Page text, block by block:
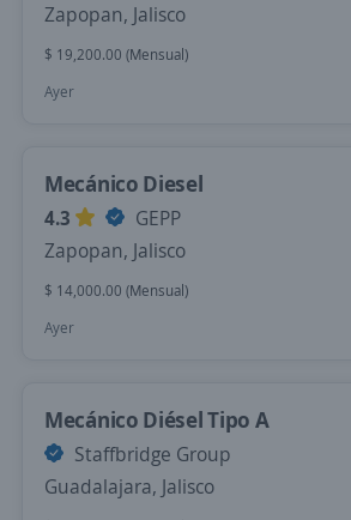
Zapopan, Jalisco
$ 19,200.00 (Mensual)
Ayer
Mecánico Diesel
4.3
GEPP
Zapopan, Jalisco
$ 14,000.00 (Mensual)
Ayer
Mecánico Diésel Tipo A
Staffbridge Group
Guadalajara, Jalisco